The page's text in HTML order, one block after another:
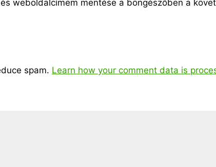
weboldalcímem mentése a böngészőben a
spam. Learn how your comment data is